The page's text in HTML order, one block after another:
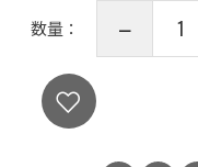
数量：